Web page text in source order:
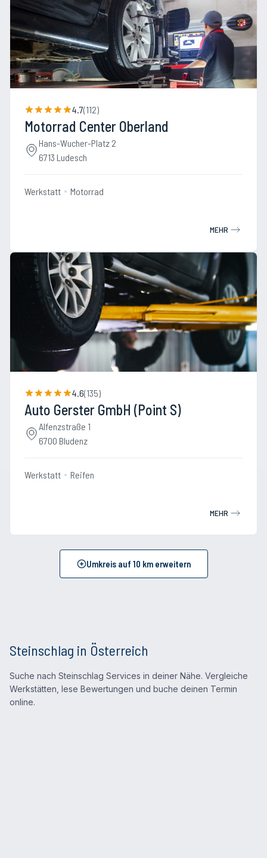
4.7(112)
Motorrad Center Oberland
Hans-Wucher-Platz 2
6713 Ludesch
Werkstatt Motorrad
MEHR
4.6(135)
Auto Gerster GmbH (Point S)
Alfenzstraße 1
6700 Bludenz
Werkstatt Reifen
MEHR
Umkreis auf 10 km erweitern
Steinschlag in Österreich
Suche nach Steinschlag Services in deiner Nähe. Vergleiche
Werkstätten, lese Bewertungen und buche deinen Termin
online.